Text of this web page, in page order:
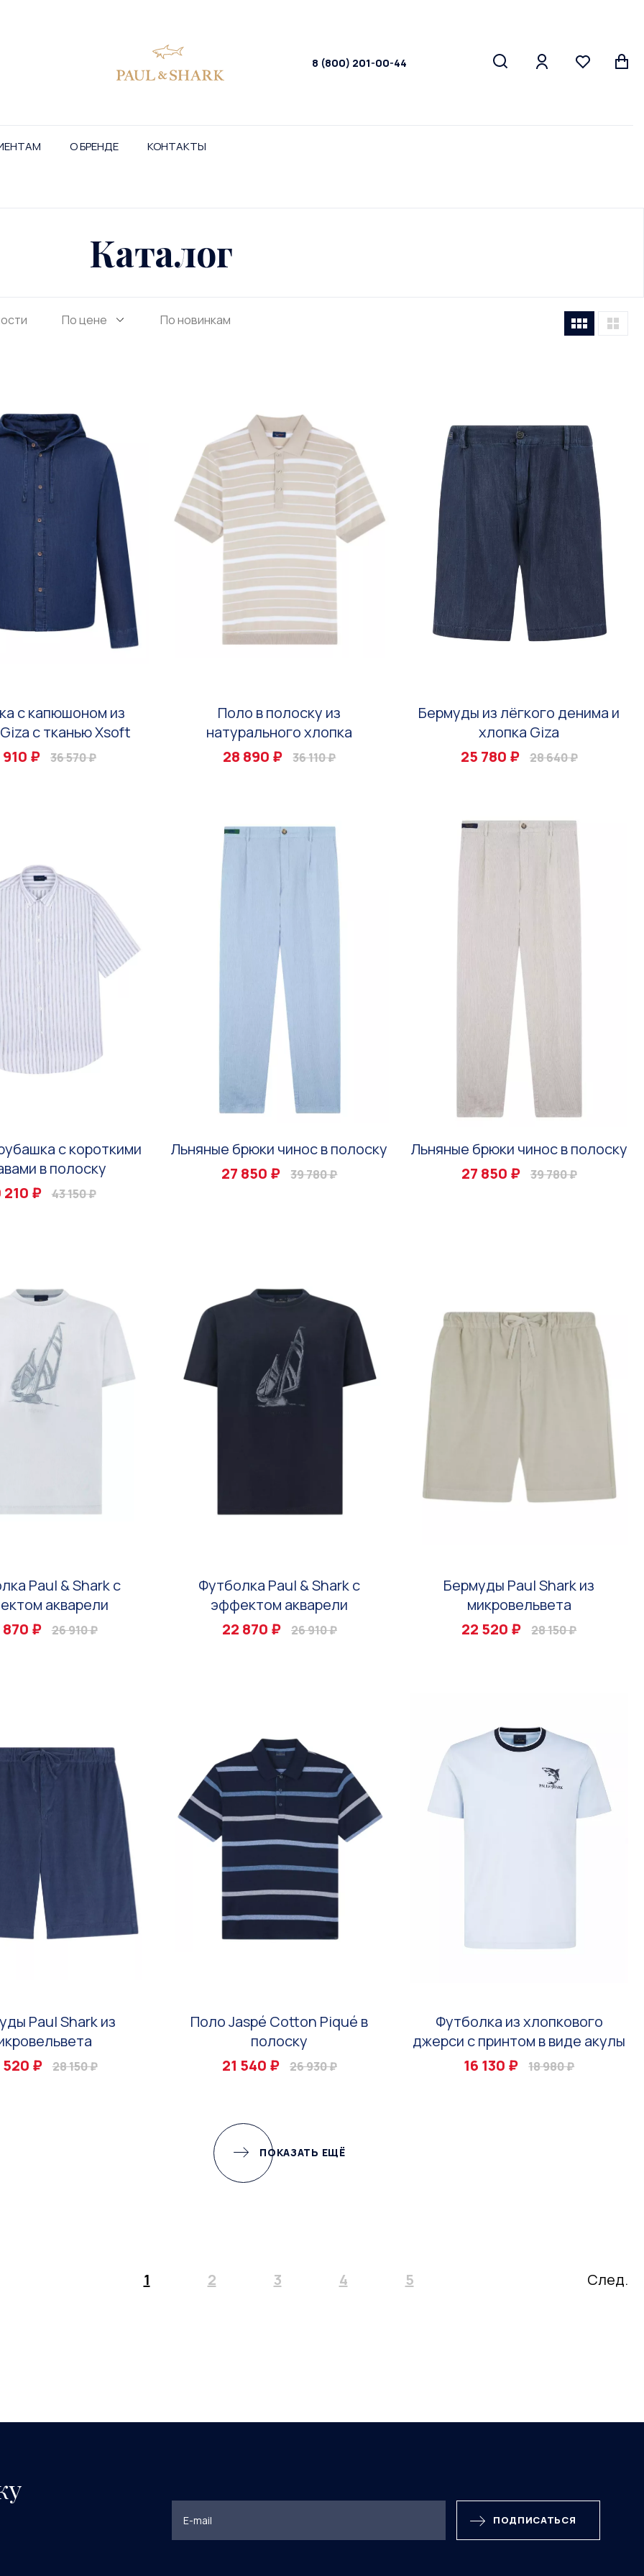
8 (800) 201-00-44
О БРЕНДЕ КОНТАКТЫ
Каталог
По цене По новинкам
с капюшоном из
с тканью Xsoft
910 ₽
36 570 ₽
Поло в полоску из
натурального хлопка
28 890 ₽
36 110 ₽
Бермуды из лёгкого денима и
хлопка Giza
25 780 ₽
28 640 ₽
с короткими
в полоску
210 ₽
43 150 ₽
Льняные брюки чинос в полоску
27 850 ₽
39 780 ₽
Льняные брюки чинос в полоску
27 850 ₽
39 780 ₽
Paul & Shark с
акварели
₽
26 910 ₽
Футболка Paul & Shark с
эффектом акварели
22 870 ₽
26 910 ₽
Бермуды Paul Shark из
микровельвета
22 520 ₽
28 150 ₽
Paul Shark из
520 ₽
28 150 ₽
Поло Jaspé Cotton Piqué в
полоску
21 540 ₽
26 930 ₽
Футболка из хлопкового
джерси с принтом в виде акулы
16 130 ₽
18 980 ₽
ПОКАЗАТЬ ЕЩЁ
1 2 3 4 5 След.
ПОДПИСАТЬСЯ